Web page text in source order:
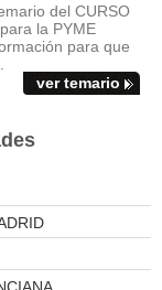
del CURSO
la PYME
para que
ver temario